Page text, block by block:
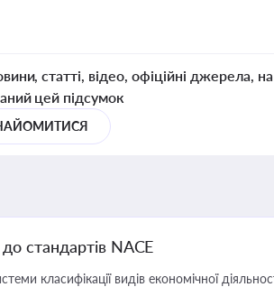
статті, відео, офіційні джерела,
цей підсумок
стандартів NACE
класифікації видів економічної